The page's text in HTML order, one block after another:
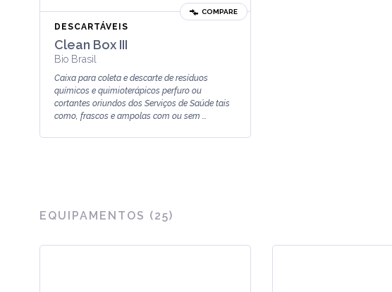
COMPARE
DESCARTÁVEIS
Clean Box III
Bio Brasil
Caixa para coleta e descarte de resíduos
químicos e quimioterápicos perfuro ou
cortantes oriundos dos Serviços de Saúde tais
como, frascos e ampolas com ou sem ...
EQUIPAMENTOS (25)